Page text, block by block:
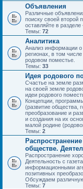
Объявления
Различные
поиску своей второй
оставляйте в
Темы: 72
Аналитика
Анализ информации
регионах, в том
родовом поместье.
Темы: 33
Идея родового
Счастье на земле
на своей земле
идеи родового
Концепции,
(развитие общества,
преобразование и
и создания на их
малой родине
Темы: 2
обществе.
Распространение
Деятельность с
информационными
позитивных
Обсуждаем
Темы: 7